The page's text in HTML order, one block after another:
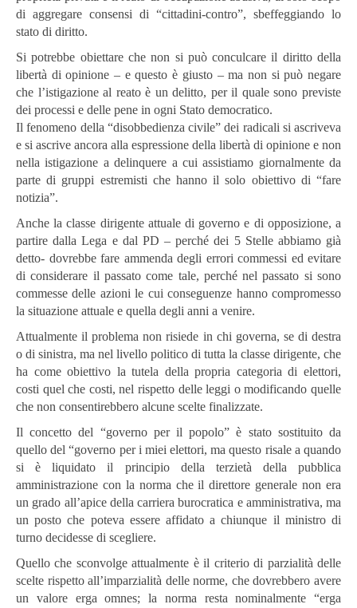
di aggregare consensi di “cittadini-contro”, sbeffeggiando lo
stato di diritto.
Si potrebbe obiettare che non si può conculcare il diritto della
libertà di opinione – e questo è giusto – ma non si può negare
che l’istigazione al reato è un delitto, per il quale sono previste
dei processi e delle pene in ogni Stato democratico.
Il fenomeno della “disobbedienza civile” dei radicali si ascriveva
e si ascrive ancora alla espressione della libertà di opinione e non
nella istigazione a delinquere a cui assistiamo giornalmente da
parte di gruppi estremisti che hanno il solo obiettivo di “fare
notizia”.
Anche la classe dirigente attuale di governo e di opposizione, a
partire dalla Lega e dal PD – perché dei 5 Stelle abbiamo già
detto- dovrebbe fare ammenda degli errori commessi ed evitare
di considerare il passato come tale, perché nel passato si sono
commesse delle azioni le cui conseguenze hanno compromesso
la situazione attuale e quella degli anni a venire.
Attualmente il problema non risiede in chi governa, se di destra
o di sinistra, ma nel livello politico di tutta la classe dirigente, che
ha come obiettivo la tutela della propria categoria di elettori,
costi quel che costi, nel rispetto delle leggi o modificando quelle
che non consentirebbero alcune scelte finalizzate.
Il concetto del “governo per il popolo” è stato sostituito da
quello del “governo per i miei elettori, ma questo risale a quando
si è liquidato il principio della terzietà della pubblica
amministrazione con la norma che il direttore generale non era
un grado all’apice della carriera burocratica e amministrativa, ma
un posto che poteva essere affidato a chiunque il ministro di
turno decidesse di scegliere.
Quello che sconvolge attualmente è il criterio di parzialità delle
scelte rispetto all’imparzialità delle norme, che dovrebbero avere
un valore erga omnes; la norma resta nominalmente “erga